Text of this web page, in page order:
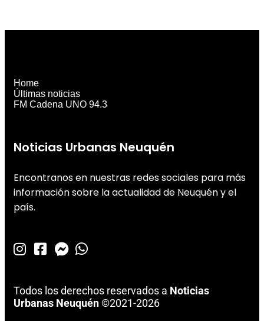
Noticias Urbanas Neuquén
Encontranos en nuestras redes sociales para más
información sobre la actualidad de Neuquén y el
país.
Todos los derechos reservados a Noticias
Urbanas Neuquén©2021-2026
Home
Últimas noticias
FM Cadena UNO 94.3